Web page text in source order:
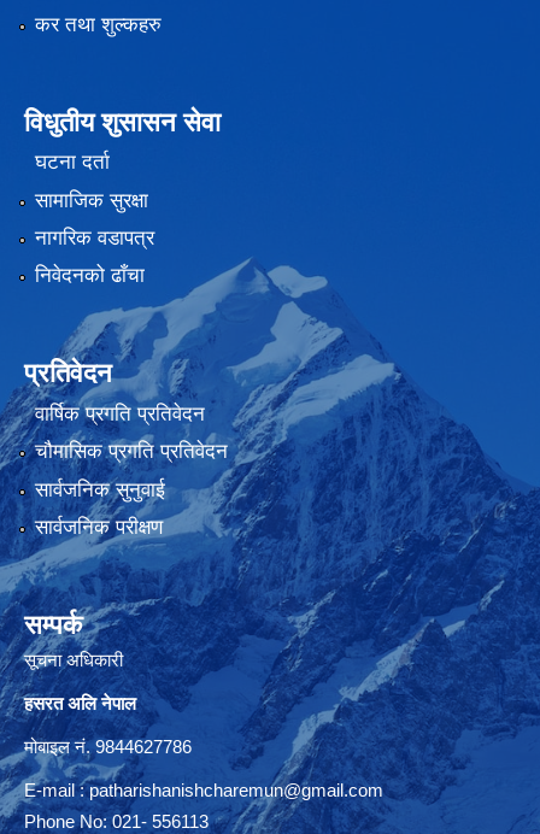
कर तथा शुल्कहरु
विधुतीय शुसासन सेवा
घटना दर्ता
सामाजिक सुरक्षा
नागरिक वडापत्र
निवेदनको ढाँचा
प्रतिवेदन
वार्षिक प्रगति प्रतिवेदन
चौमासिक प्रगति प्रतिवेदन
सार्वजनिक सुनुवाई
सार्वजनिक परीक्षण
सम्पर्क
सूचना अधिकारी
हसरत अलि नेपाल
मोबाइल नं. 9844627786
E-mail :patharishanishcharemun@gmail.com
Phone No: 021- 556113